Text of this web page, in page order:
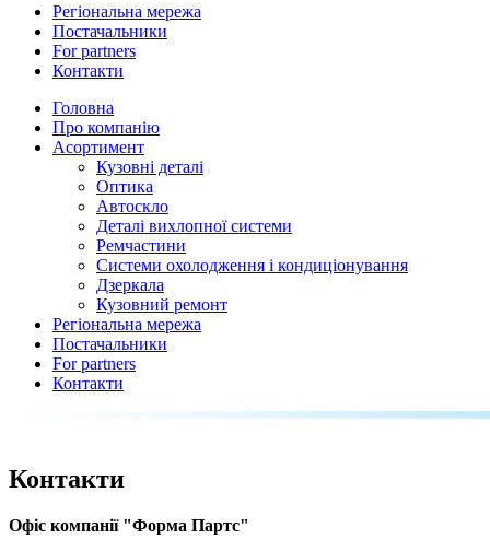
Регіональна мережа
Постачальники
For partners
Контакти
Головна
Про компанію
Асортимент
Кузовні деталі
Оптика
Автоскло
Деталі вихлопної системи
Ремчастини
Системи охолодження і кондиціонування
Дзеркала
Кузовний ремонт
Регіональна мережа
Постачальники
For partners
Контакти
Контакти
Офіс компанії "Форма Партс"